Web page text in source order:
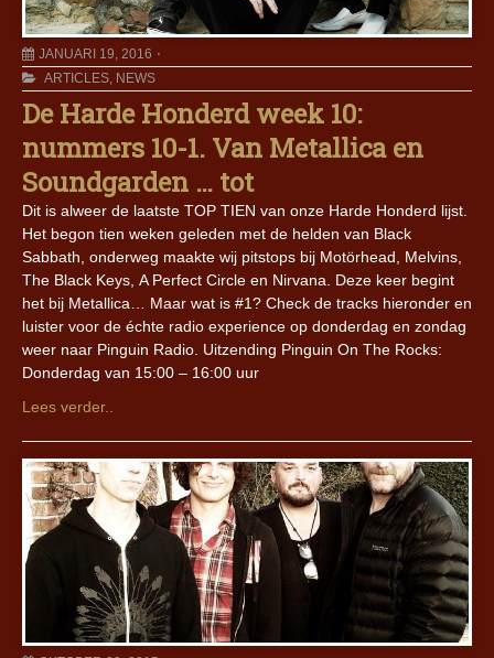
JANUARI 19, 2016
ARTICLES, NEWS
De Harde Honderd week 10:
nummers 10-1. Van Metallica en
Soundgarden … tot
Dit is alweer de laatste TOP TIEN van onze Harde Honderd lijst.
Het begon tien weken geleden met de helden van Black
Sabbath, onderweg maakte wij pitstops bij Motörhead, Melvins,
The Black Keys, A Perfect Circle en Nirvana. Deze keer begint
het bij Metallica… Maar wat is #1? Check de tracks hieronder en
luister voor de échte radio experience op donderdag en zondag
weer naar Pinguin Radio. Uitzending Pinguin On The Rocks:
Donderdag van 15:00 – 16:00 uur
Lees verder..